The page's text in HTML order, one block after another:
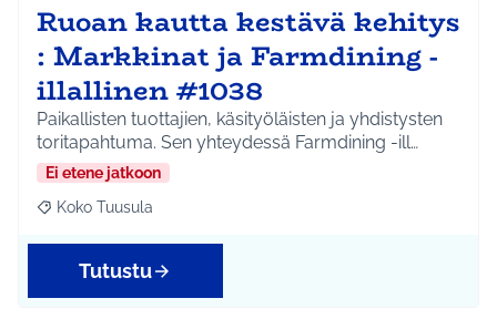
Ruoan kautta kestävä kehitys
: Markkinat ja Farmdining -
illallinen #1038
Paikallisten tuottajien, käsityöläisten ja yhdistysten
toritapahtuma. Sen yhteydessä Farmdining -ill…
Ei etene jatkoon
Rajaa tulokset aihepiirin mukaan: Koko Tuusula
Koko Tuusula
Tutustu